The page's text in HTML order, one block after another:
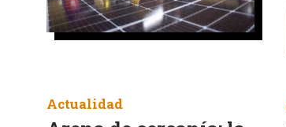
Actualidad